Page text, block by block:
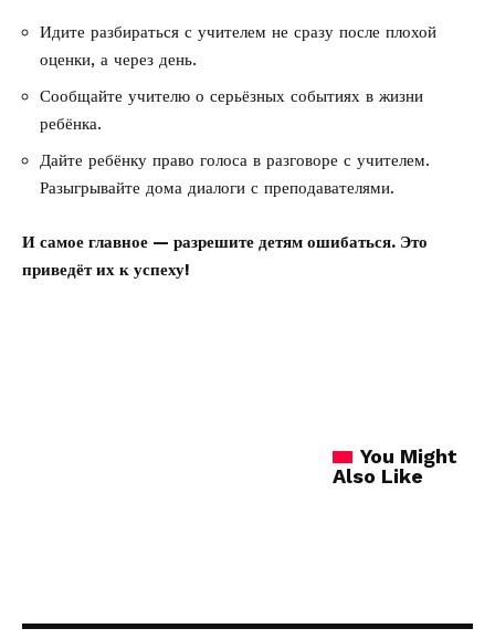
Идите разбираться с учителем не сразу после плохой
оценки, а через день.
Сообщайте учителю о серьёзных событиях в жизни
ребёнка.
Дайте ребёнку право голоса в разговоре с учителем.
Разыгрывайте дома диалоги с преподавателями.
И самое главное — разрешите детям ошибаться. Это
приведёт их к успеху!
You Might
Also Like